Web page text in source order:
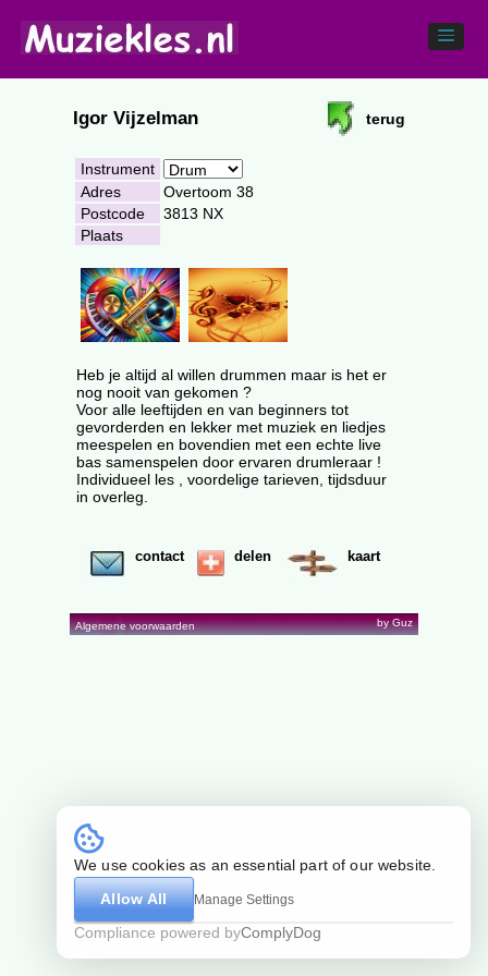
Igor Vijzelman terug
Instrument
Adres
Overtoom 38
Postcode
3813 NX
Plaats
Heb je altijd al willen drummen maar is het er
nog nooit van gekomen ?
Voor alle leeftijden en van beginners tot
gevorderden en lekker met muziek en liedjes
meespelen en bovendien met een echte live
bas samenspelen door ervaren drumleraar !
Individueel les , voordelige tarieven, tijdsduur
in overleg.
contact delen kaart
Algemene voorwaarden by Guz
We use cookies as an essential part of our website.
Allow All
Manage Settings
Compliance powered byComplyDog